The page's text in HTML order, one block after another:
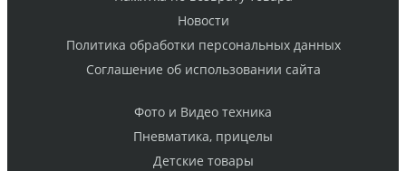
Новости
Политика обработки персональных данных
Cоглашение об использовании сайта
Фото и Видео техника
Пневматика, прицелы
Детские товары